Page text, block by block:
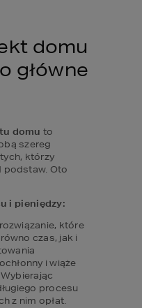
domu
główne
domu to
szereg
którzy
podstaw. Oto
i pieniędzy:
które
czas, jak i
i wiąże
procesu
z nim opłat.